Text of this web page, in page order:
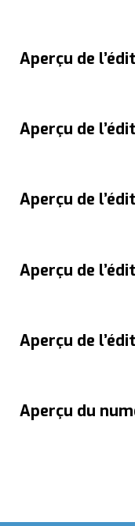
Aperçu de
Aperçu de
Aperçu de
Aperçu de
Aperçu de
Aperçu du